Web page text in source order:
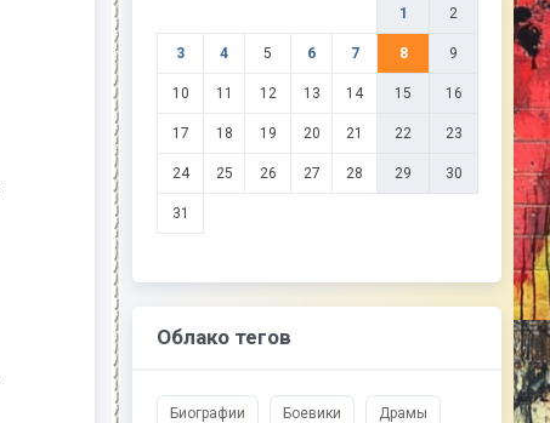
1 2
3 4 5 6 7 8 9
10 11 12 13 14 15 16
17 18 19 20 21 22 23
24 25 26 27 28 29 30
31
Облако тегов
Биографии Боевики Драмы